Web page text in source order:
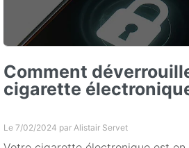
Comment
cigarette
Le 7/02/2024 par Alistair Servet